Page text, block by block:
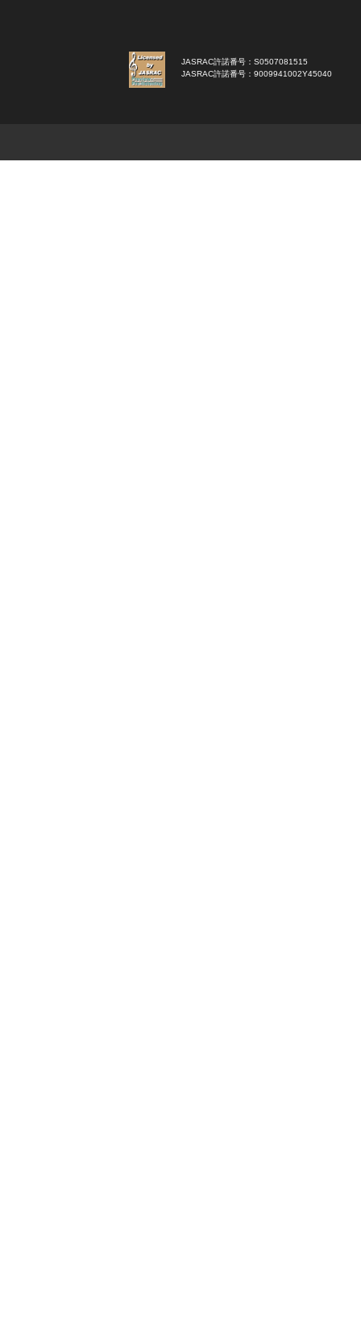
JASRAC許諾番号：S0507081515
JASRAC許諾番号：9009941002Y45040